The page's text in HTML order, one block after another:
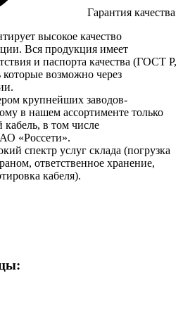
Гарантия качества
высокое качество
Вся продукция имеет
и паспорта качества (ГОСТ Р,
возможно через
крупнейших заводов-
в нашем ассортименте только
в том числе
«Россети».
спектр услуг склада (погрузка
ответственное хранение,
кабеля).